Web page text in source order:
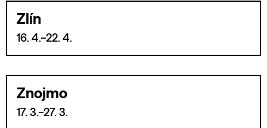
Zlín
16. 4.–22. 4.
Znojmo
17. 3.–27. 3.